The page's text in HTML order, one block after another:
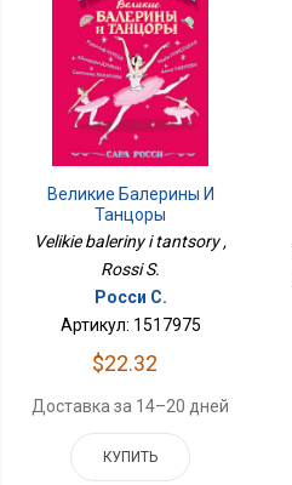
Великие Балерины И
Танцоры
Velikie baleriny i tantsory ,
Rossi S.
Росси С.
Артикул: 1517975
$22.32
Доставка за 14–20 дней
КУПИТЬ